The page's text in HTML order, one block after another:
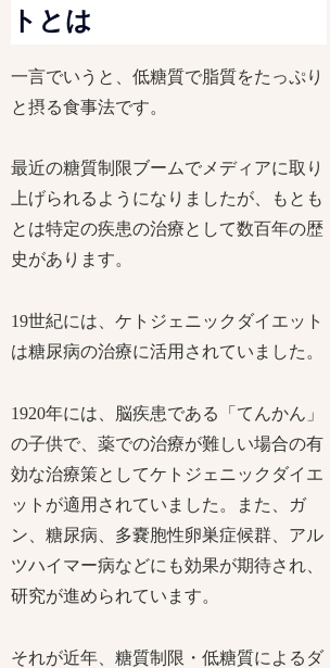
トとは
一言でいうと、低糖質で脂質をたっぷり
と摂る食事法です。
最近の糖質制限ブームでメディアに取り
上げられるようになりましたが、もとも
とは特定の疾患の治療として数百年の歴
史があります。
19世紀には、ケトジェニックダイエット
は糖尿病の治療に活用されていました。
1920年には、脳疾患である「てんかん」
の子供で、薬での治療が難しい場合の有
効な治療策としてケトジェニックダイエ
ットが適用されていました。また、ガ
ン、糖尿病、多嚢胞性卵巣症候群、アル
ツハイマー病などにも効果が期待され、
研究が進められています。
それが近年、糖質制限・低糖質によるダ